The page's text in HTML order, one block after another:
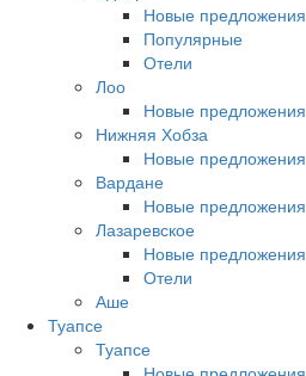
Новые предложения
Популярные
Отели
Лоо
Новые предложения
Нижняя Хобза
Новые предложения
Вардане
Новые предложения
Лазаревское
Новые предложения
Отели
Аше
Туапсе
Туапсе